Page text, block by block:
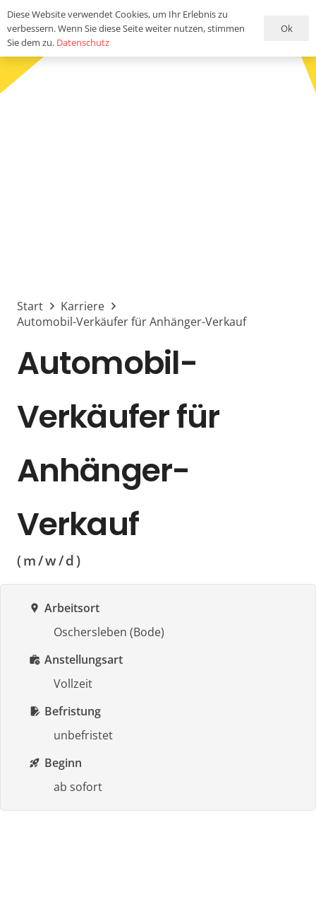
Start
Karriere
Automobil-Verkäufer für Anhänger-Verkauf
Automobil-
Verkäufer für
Anhänger-
Verkauf
(m/w/d)
location_pin Arbeitsort
Oschersleben (Bode)
work_history Anstellungsart
Vollzeit
edit_document Befristung
unbefristet
rocket_launch Beginn
ab sofort
Diese Website verwendet Cookies, um Ihr Erlebnis zu
verbessern. Wenn Sie diese Seite weiter nutzen, stimmen
Sie dem zu. Datenschutz
Ok